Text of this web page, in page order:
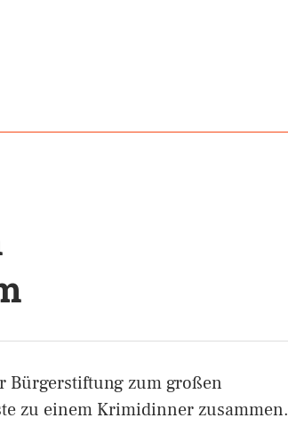
Bürgerstiftung zum großen
zu einem Krimidinner zusammen.